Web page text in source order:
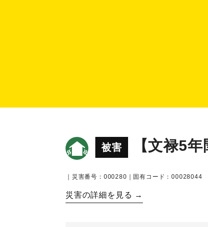
被害 【文禄5
｜災害番号：000280｜固有コード：00028044
災害の詳細を見る →